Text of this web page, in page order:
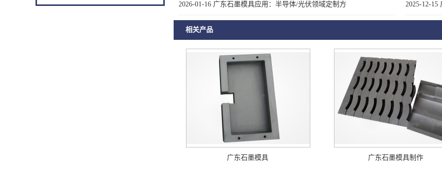
2026-01-16 广东石墨模具应用：半导体/光伏领域定制方 2025-12-15
相关产品
广东石墨模具 广东石墨模具制作